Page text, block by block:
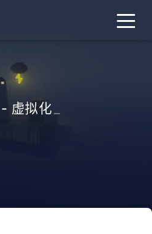
虚拟化